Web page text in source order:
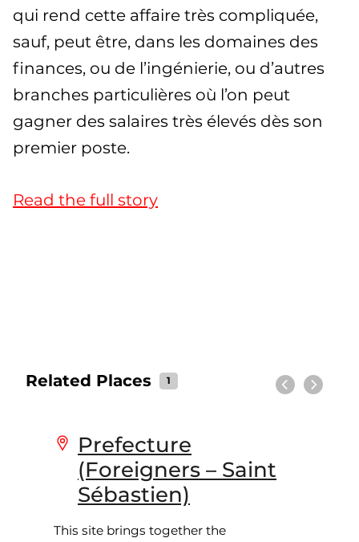
qui rend cette affaire très compliquée,
sauf, peut être, dans les domaines des
finances, ou de l’ingénierie, ou d’autres
branches particulières où l’on peut
gagner des salaires très élevés dès son
premier poste.
Read the full story
Related Places 1
Prefecture
(Foreigners – Saint
Sébastien)
This site brings together the